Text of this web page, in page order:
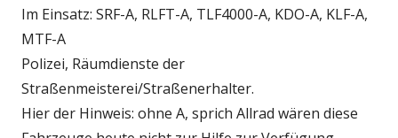
Im Einsatz: SRF-A, RLFT-A, TLF4000-A, KDO-A, KLF-A,
MTF-A
Polizei, Räumdienste der
Straßenmeisterei/Straßenerhalter.
Hier der Hinweis: ohne A, sprich Allrad wären diese